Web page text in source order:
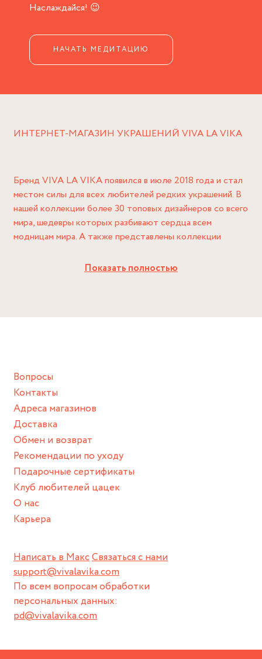
Наслаждайся! 😉
НАЧАТЬ МЕДИТАЦИЮ
ИНТЕРНЕТ-МАГАЗИН УКРАШЕНИЙ VIVA LA VIKA
Бренд VIVA LA VIKA появился в июле 2018 года и стал
местом силы для всех любителей редких украшений. В
нашей коллекции более 30 топовых дизайнеров со всего
мира, шедевры которых разбивают сердца всем
модницам мира. А также представлены коллекции
склеивать сердечки обратно, настраивать на движ и
мира: все, чтобы купить самое свежее и трендовое.
всему миру, возможность оплаты любой банковской
картой в удобной вам валюте, приятные цены.
✅ Выгода - регулярные акции и промо-мероприятия,
позволяющие экономить еще больше
Показать полностью
Написать в МаксСвязаться с нами
support@vivalavika.com
По всем вопросам обработки
персональных данных:
pd@vivalavika.com
Вопросы
Контакты
Адреса магазинов
Доставка
Обмен и возврат
Рекомендации по уходу
Подарочные сертификаты
Клуб любителей цацек
О нас
Карьера